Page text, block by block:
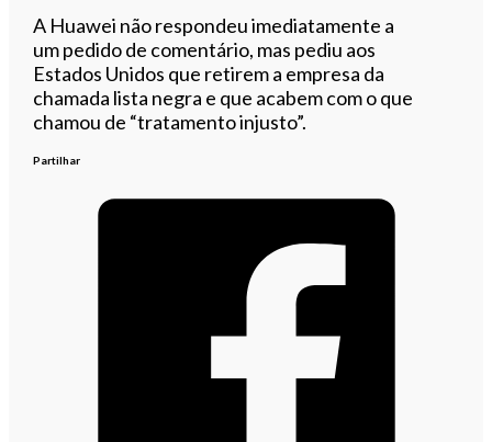
A Huawei não respondeu imediatamente a
um pedido de comentário, mas pediu aos
Estados Unidos que retirem a empresa da
chamada lista negra e que acabem com o que
chamou de “tratamento injusto”.
Partilhar